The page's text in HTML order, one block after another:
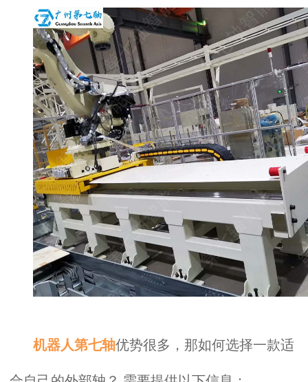
机器人第七轴优势很多，那如何选择一款适